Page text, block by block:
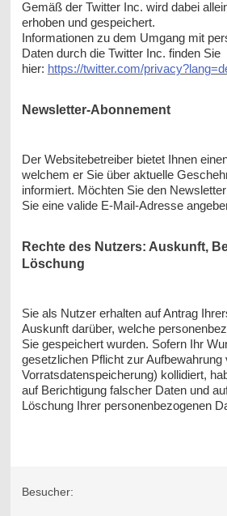
Gemäß der Twitter Inc. wird dabei
erhoben und gespeichert.
Informationen zu dem Umgang mit
Daten durch die Twitter Inc. finden Sie
hier: https://twitter.com/
Newsletter-Abonnement
Der Websitebetreiber bietet Ihnen
welchem er Sie über aktuelle
informiert. Möchten Sie den
Sie eine valide E-Mail-Adresse
Rechte des Nutzers: Auskunft,
Löschung
Sie als Nutzer erhalten auf Antrag
Auskunft darüber, welche
Sie gespeichert wurden. Sofern Ihr
gesetzlichen Pflicht zur Aufbewahrung
Vorratsdatenspeicherung) kollidiert,
auf Berichtigung falscher Daten und
Löschung Ihrer personenbezogenen
Besucher: